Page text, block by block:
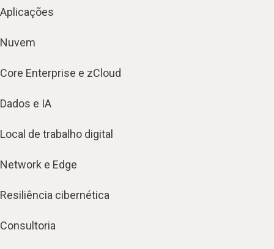
Aplicações
Nuvem
Core Enterprise e zCloud
Dados e IA
Local de trabalho digital
Network e Edge
Resiliência cibernética
Consultoria